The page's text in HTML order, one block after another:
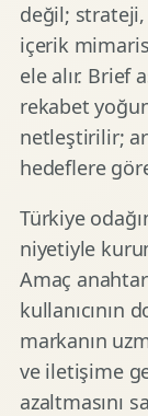
değil;
içerik
ele alır. Brief
rekabet
netleştirilir;
hedeflere
Türkiye
niyetiyle
Amaç
kullanıcının
markanın
ve iletişime
azaltmasını